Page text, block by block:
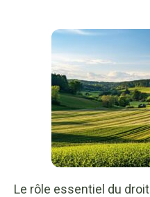
Le rôle essentiel du